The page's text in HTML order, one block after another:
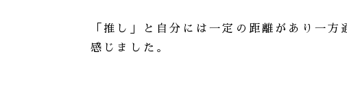
「推し」と自分には一定の距離があり一
感じました。